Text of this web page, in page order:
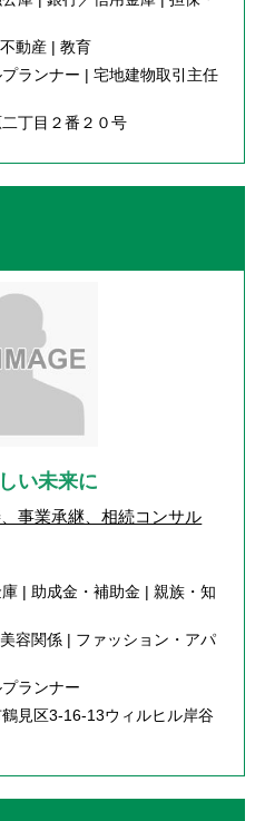
動産 | 教育
ランナー | 宅地建物取引主任
丁目２番２０号
い未来に
事業承継、相続コンサル
| 助成金・補助金 | 親族・知
容関係 | ファッション・アパ
ランナー
見区3-16-13ウィルヒル岸谷